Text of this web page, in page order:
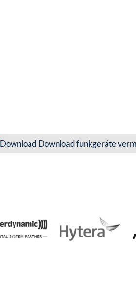
Download Download funkgeräte